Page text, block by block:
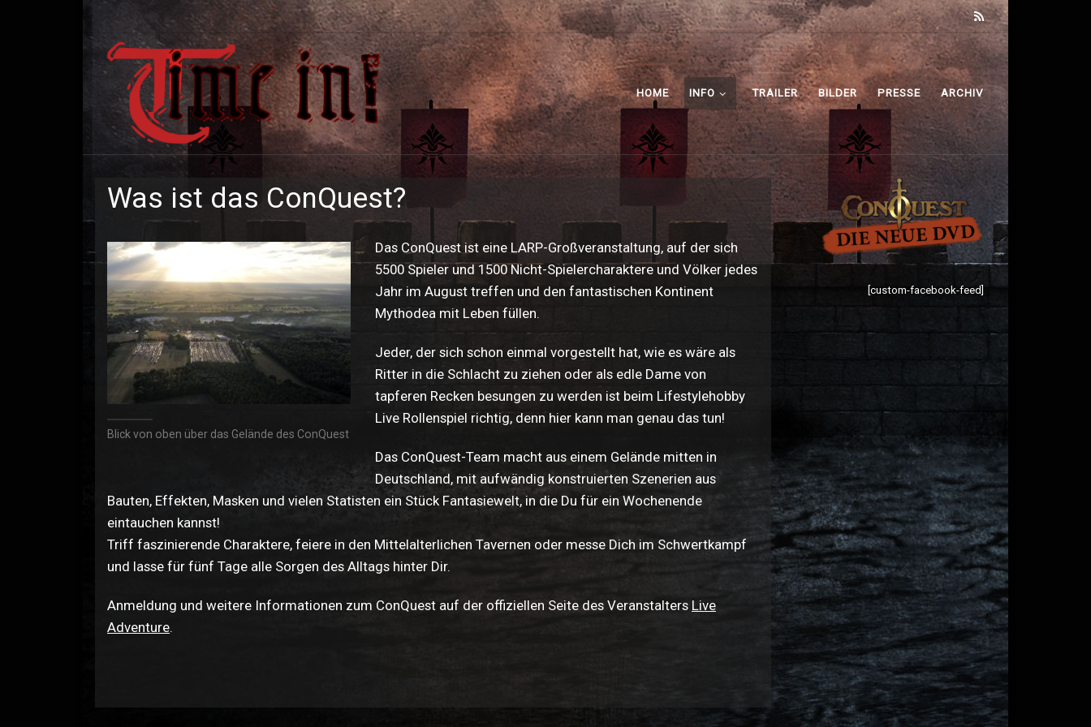
HOME INFO TRAILER BILDER PRESSE ARCHIV
Was ist das ConQuest?
Blick von oben über das Gelände des ConQuest
Das ConQuest ist eine LARP-Großveranstaltung, auf der sich
5500 Spieler und 1500 Nicht-Spielercharaktere und Völker jedes
Jahr im August treffen und den fantastischen Kontinent
Mythodea mit Leben füllen.
Jeder, der sich schon einmal vorgestellt hat, wie es wäre als
Ritter in die Schlacht zu ziehen oder als edle Dame von
tapferen Recken besungen zu werden ist beim Lifestylehobby
Live Rollenspiel richtig, denn hier kann man genau das tun!
Das ConQuest-Team macht aus einem Gelände mitten in
Deutschland, mit aufwändig konstruierten Szenerien aus
Bauten, Effekten, Masken und vielen Statisten ein Stück Fantasiewelt, in die Du für ein Wochenende
eintauchen kannst!
Triff faszinierende Charaktere, feiere in den Mittelalterlichen Tavernen oder messe Dich im Schwertkampf
und lasse für fünf Tage alle Sorgen des Alltags hinter Dir.
Anmeldung und weitere Informationen zum ConQuest auf der offiziellen Seite des Veranstalters Live
Adventure.
[custom-facebook-feed]